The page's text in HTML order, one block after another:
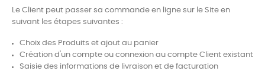
Le Client peut passer sa commande en ligne sur le Site en
suivant les étapes suivantes :
Choix des Produits et ajout au panier
Création d'un compte ou connexion au compte Client existant
Saisie des informations de livraison et de facturation